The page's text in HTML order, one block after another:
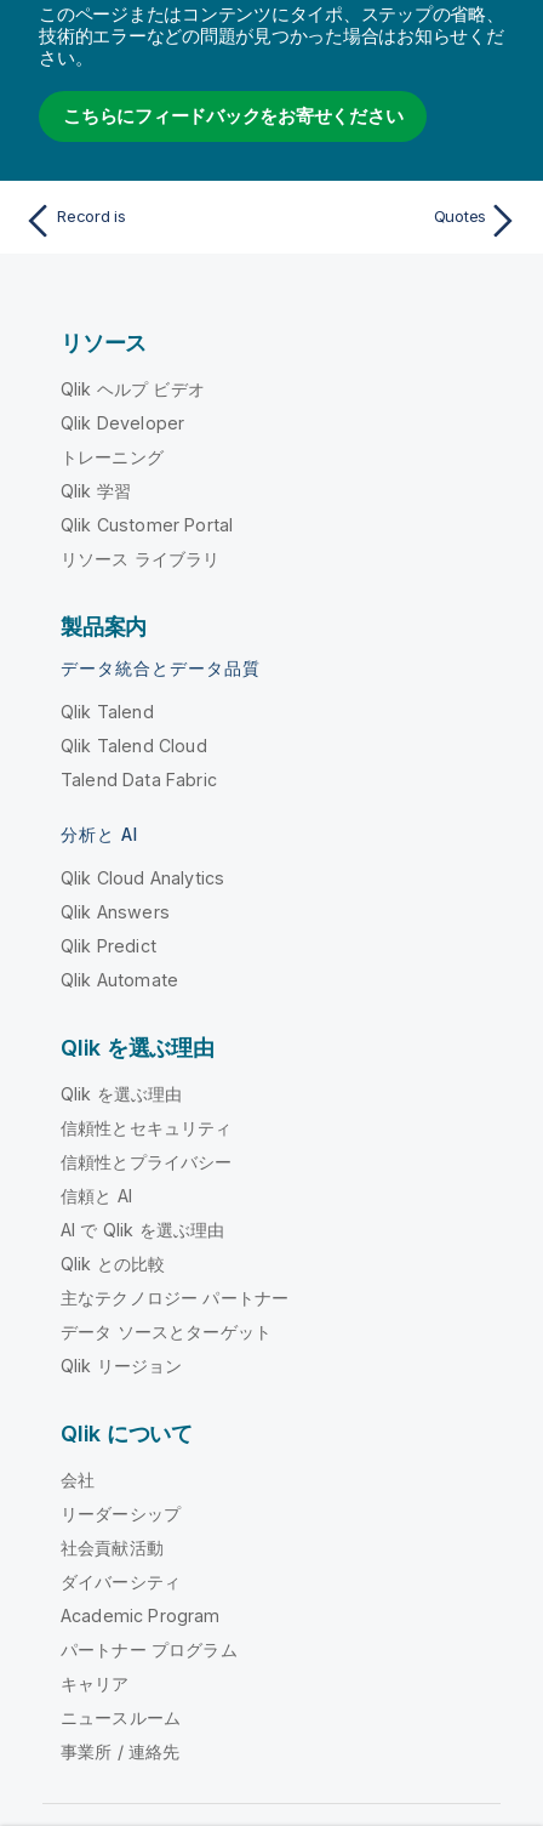
このページまたはコンテンツにタイポ、ステップの省略、
技術的エラーなどの問題が見つかった場合はお知らせくだ
さい。
こちらにフィードバックをお寄せください
Record is Quotes
リソース
Qlik ヘルプ ビデオ
Qlik Developer
トレーニング
Qlik 学習
Qlik Customer Portal
リソース ライブラリ
製品案内
データ統合とデータ品質
Qlik Talend
Qlik Talend Cloud
Talend Data Fabric
分析と AI
Qlik Cloud Analytics
Qlik Answers
Qlik Predict
Qlik Automate
Qlik を選ぶ理由
Qlik を選ぶ理由
信頼性とセキュリティ
信頼性とプライバシー
信頼と AI
AI で Qlik を選ぶ理由
Qlik との比較
主なテクノロジー パートナー
データ ソースとターゲット
Qlik リージョン
Qlik について
会社
リーダーシップ
社会貢献活動
ダイバーシティ
Academic Program
パートナー プログラム
キャリア
ニュースルーム
事業所 / 連絡先